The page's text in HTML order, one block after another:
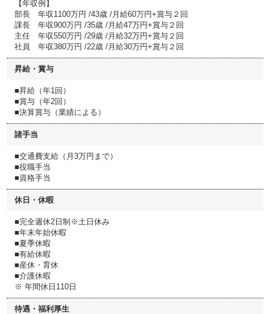
【年収例】
部長 年収1100万円 /43歳 /⽉給60万円+賞与２回
課長 年収900万円 /35歳 /⽉給47万円+賞与２回
主任 年収550万円 /29歳 /⽉給32万円+賞与２回
社員 年収380万円 /22歳 /⽉給30万円+賞与２回
昇給・賞与
■昇給（年1回）
■賞与（年2回）
■決算賞与（業績による）
諸手当
■交通費支給（月3万円まで）
■役職手当
■資格手当
休日・休暇
■完全週休2日制※土日休み
■年末年始休暇
■夏季休暇
■有給休暇
■産休・育休
■介護休暇
※ 年間休日110日
待遇・福利厚生